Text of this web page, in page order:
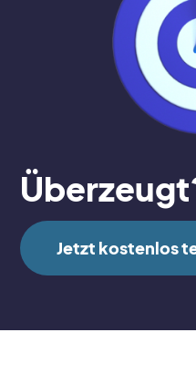
Jetzt kostenlos